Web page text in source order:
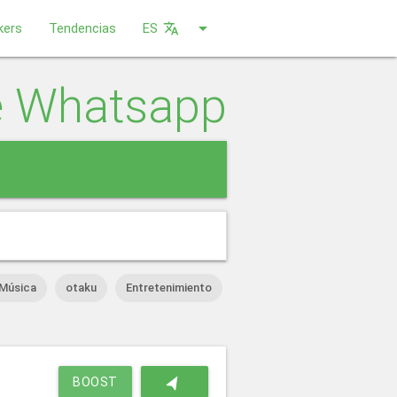
Tendencias ES arrow_drop_down
translate
Whatsapp
Música otaku Entretenimiento
navigation
BOOST